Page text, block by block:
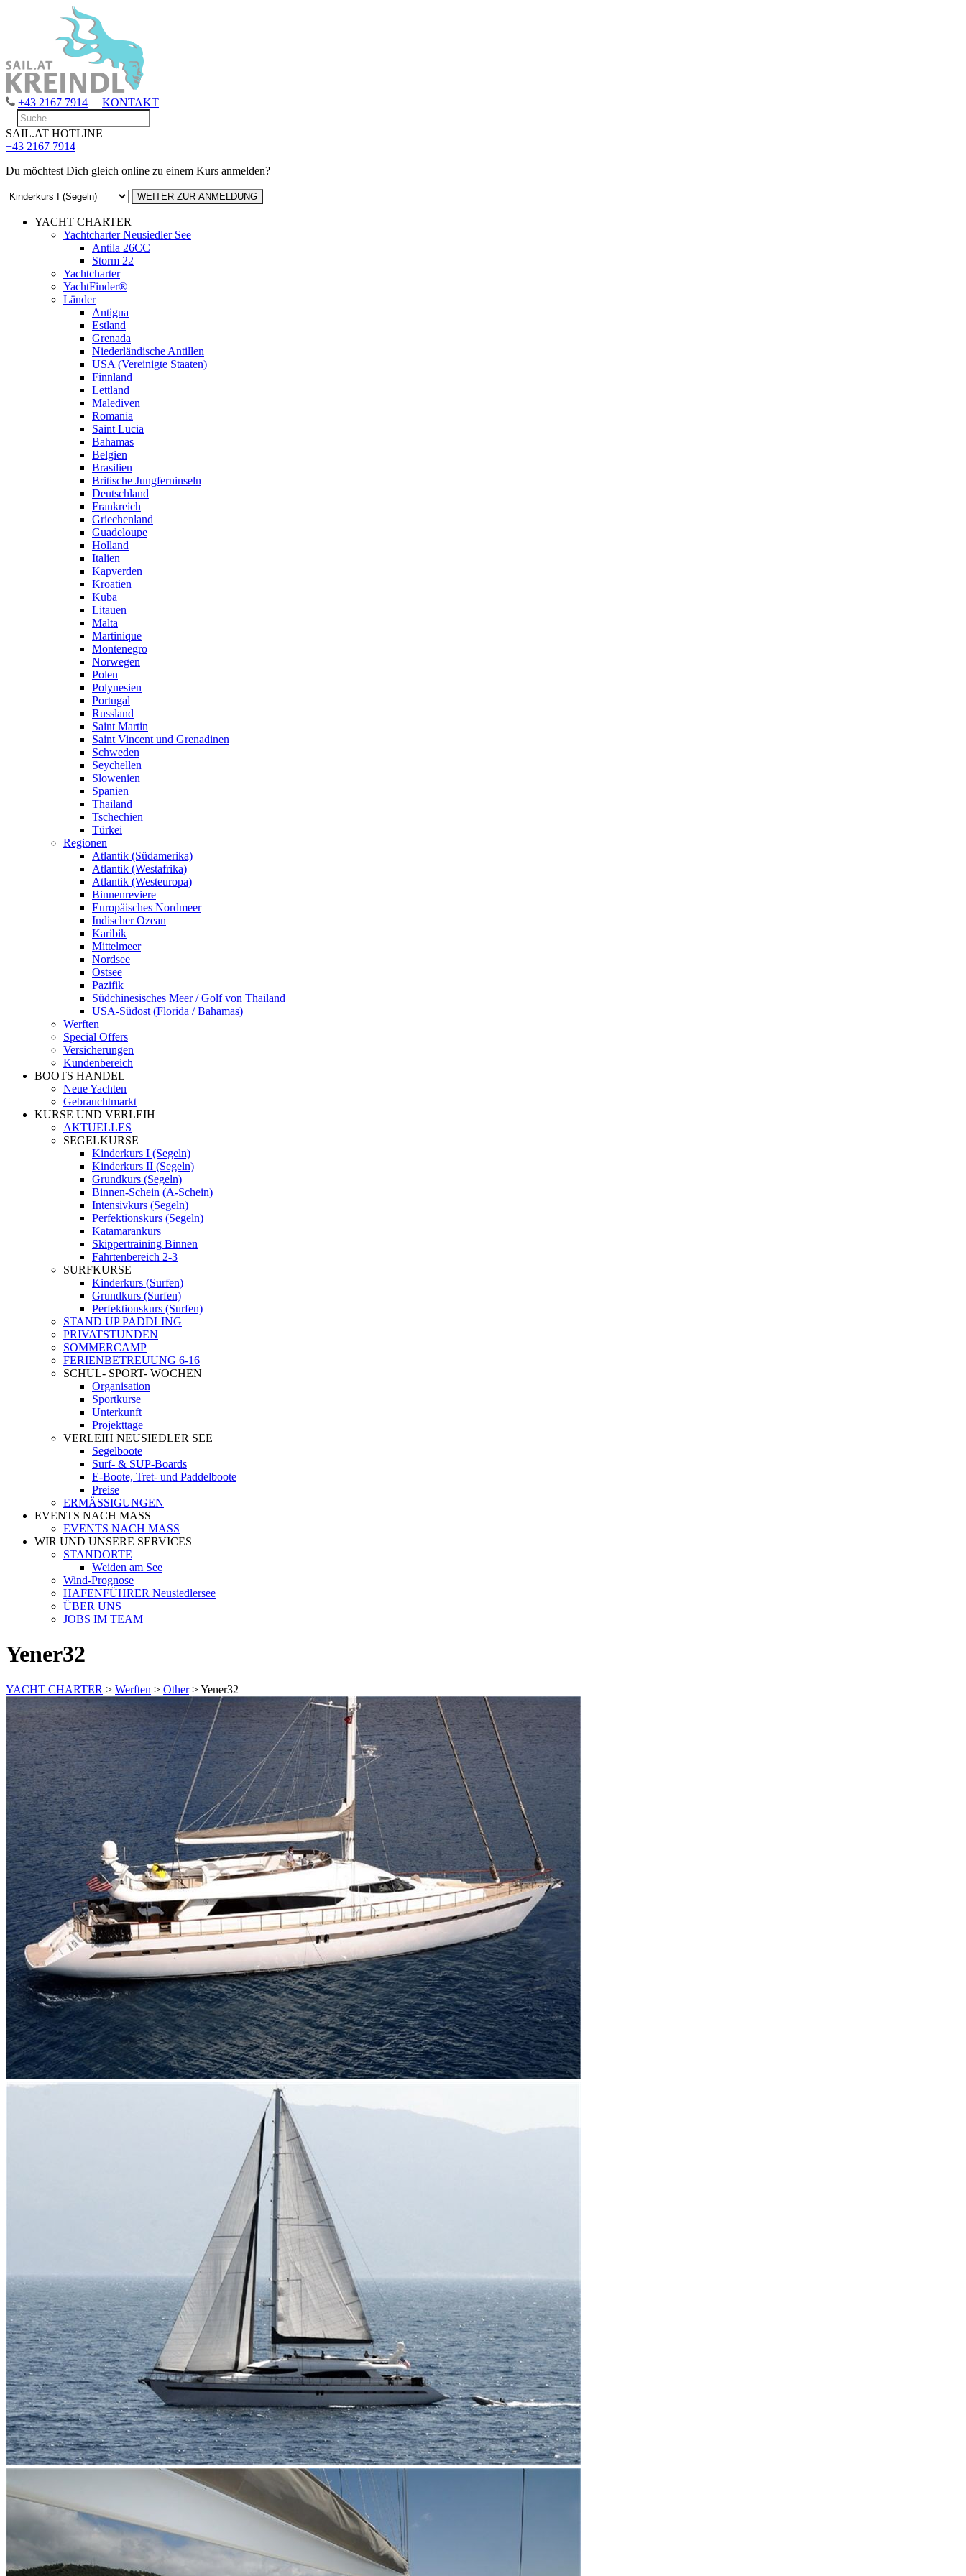
+43 2167 7914 KONTAKT
SAIL.AT HOTLINE
+43 2167 7914
Du möchtest Dich gleich online zu einem Kurs anmelden?
YACHT CHARTER
Yachtcharter Neusiedler See
Antila 26CC
Storm 22
Yachtcharter
YachtFinder®
Länder
Antigua
Estland
Grenada
Niederländische Antillen
USA (Vereinigte Staaten)
Finnland
Lettland
Malediven
Romania
Saint Lucia
Bahamas
Belgien
Brasilien
Britische Jungferninseln
Deutschland
Frankreich
Griechenland
Guadeloupe
Holland
Italien
Kapverden
Kroatien
Kuba
Litauen
Malta
Martinique
Montenegro
Norwegen
Polen
Polynesien
Portugal
Russland
Saint Martin
Saint Vincent und Grenadinen
Schweden
Seychellen
Slowenien
Spanien
Thailand
Tschechien
Türkei
Regionen
Atlantik (Südamerika)
Atlantik (Westafrika)
Atlantik (Westeuropa)
Binnenreviere
Europäisches Nordmeer
Indischer Ozean
Karibik
Mittelmeer
Nordsee
Ostsee
Pazifik
Südchinesisches Meer / Golf von Thailand
USA-Südost (Florida / Bahamas)
Werften
Special Offers
Versicherungen
Kundenbereich
BOOTS HANDEL
Neue Yachten
Gebrauchtmarkt
KURSE UND VERLEIH
AKTUELLES
SEGELKURSE
Kinderkurs I (Segeln)
Kinderkurs II (Segeln)
Grundkurs (Segeln)
Binnen-Schein (A-Schein)
Intensivkurs (Segeln)
Perfektionskurs (Segeln)
Katamarankurs
Skippertraining Binnen
Fahrtenbereich 2-3
SURFKURSE
Kinderkurs (Surfen)
Grundkurs (Surfen)
Perfektionskurs (Surfen)
STAND UP PADDLING
PRIVATSTUNDEN
SOMMERCAMP
FERIENBETREUUNG 6-16
SCHUL- SPORT- WOCHEN
Organisation
Sportkurse
Unterkunft
Projekttage
VERLEIH NEUSIEDLER SEE
Segelboote
Surf- & SUP-Boards
E-Boote, Tret- und Paddelboote
Preise
ERMÄSSIGUNGEN
EVENTS NACH MASS
EVENTS NACH MASS
WIR UND UNSERE SERVICES
STANDORTE
Weiden am See
Wind-Prognose
HAFENFÜHRER Neusiedlersee
ÜBER UNS
JOBS IM TEAM
Yener32
YACHT CHARTER > Werften > Other>Yener32